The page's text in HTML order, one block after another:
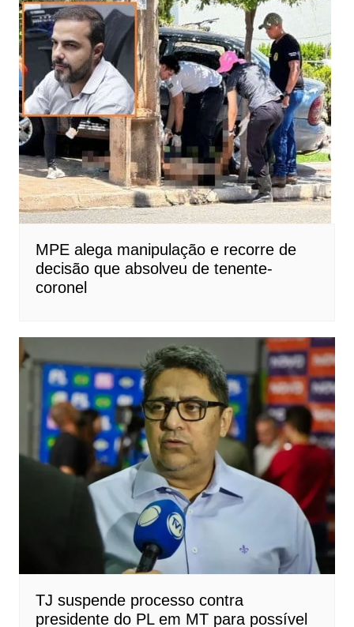
MPE alega manipulação e recorre de
decisão que absolveu de tenente-
coronel
TJ suspende processo contra
presidente do PL em MT para possível